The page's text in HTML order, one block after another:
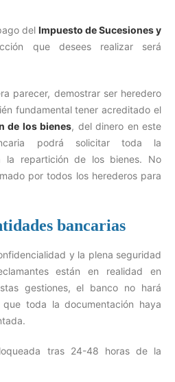
del Impuesto de Sucesiones y
que desees realizar será
parecer, demostrar ser heredero
fundamental tener acreditado el
de los bienes, del dinero en este
podrá solicitar toda la
la repartición de los bienes. No
por todos los herederos para
bancarias
y la plena seguridad
están en realidad en
gestiones, el banco no hará
que toda la documentación haya
tras 24-48 horas de la